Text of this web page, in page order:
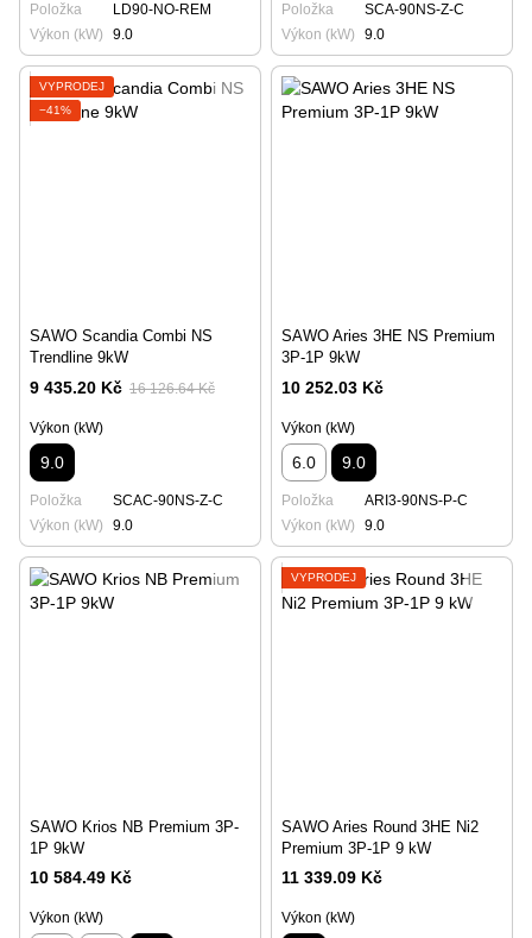
Položka
LD90-NO-REM
Výkon (kW)
9.0
Položka
SCA-90NS-Z-C
Výkon (kW)
9.0
VÝPRODEJ
−41%
SAWO Scandia Combi NS
Trendline 9kW
9 435.20 Kč 16 126.64 Kč
Výkon (kW)
9.0
Položka
SCAC-90NS-Z-C
Výkon (kW)
9.0
SAWO Aries 3HE NS Premium
3P-1P 9kW
10 252.03 Kč
Výkon (kW)
6.0 9.0
Položka
ARI3-90NS-P-C
Výkon (kW)
9.0
SAWO Krios NB Premium 3P-
1P 9kW
10 584.49 Kč
Výkon (kW)
VÝPRODEJ
SAWO Aries Round 3HE Ni2
Premium 3P-1P 9 kW
11 339.09 Kč
Výkon (kW)